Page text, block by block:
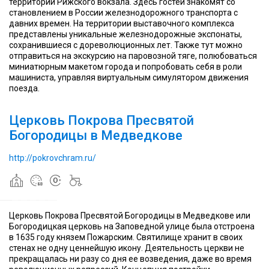
становлением в России железнодорожного транспорта с
давних времен. На территории выставочного комплекса
представлены уникальные железнодорожные экспонаты,
сохранившиеся с дореволюционных лет. Также тут можно
отправиться на экскурсию на паровозной тяге, полюбоваться
миниатюрным макетом города и попробовать себя в роли
машиниста, управляя виртуальным симулятором движения
поезда.
Церковь Покрова Пресвятой
Богородицы в Медведкове
http://pokrovchram.ru/
Храм
Покрова
Пресвятой
Богородицы
в
Медведкове
—
храм
на
севере
в
Южное
Медведково
—
в
честь
освобождения
России
от
польской
интервенции
и
память
о
покойном
от
брака
Фёдоре
водружён
большой
мраморный
крест,
найденный
на
Медведковском
кладбище.
На
сделана
надпись
«Крест
—
над
смертью»
Храм
Покрова
Пресвятой
Богородицы
в
Медведкове
—
на
севере
Москвы
в
Южное
Медведково
—
в
честь
освобождения
России
от
польской
интервенции
память
о
покойном
от
брака
Фёдоре
водружён
большой
мраморный
крест,
найденный
на
Медведковском
кладбище.
была
сделана
надпись
—
над
смертью»
Церковь Покрова Пресвятой Богородицы в Медведкове или
Богородицкая церковь на Заповедной улице была отстроена
в 1635 году князем Пожарским. Святилище хранит в своих
стенах не одну ценнейшую икону. Деятельность церкви не
прекращалась ни разу со дня ее возведения, даже во время
Разработанная
в
СССР
кругорамная
кинематографическая
Советская
«Круговая
кинопанорама»
На
территории
ВДНХ
Разработанная
в
СССР
кругорамная
кинематографическая
Советская
«Круговая
кинопанорама»
На
территории
ВДНХ